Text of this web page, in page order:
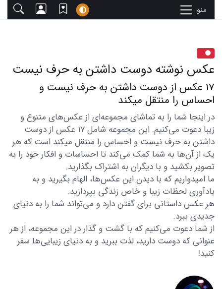
منو
عکس نوشته دوست داشتن به حرف نیست
17 عکس از دوست داشتن به حرف نیست و
احساس را منتقل میکند
در اینجا شما را به تماشای مجموعه‌ای از عکس‌های متنوع و
زیبا دعوت می‌کنیم. این مجموعه شامل 17 عکس از دوست
داشتن به حرف نیست و احساس را منتقل میکند است که هر
یک از آن‌ها به شما کمک می‌کند تا احساسات و افکار خود را به
تصویر بکشید و با دیگران به اشتراک بگذارید.
ما امیدواریم که با دیدن این عکس‌ها، الهام بگیرید و به
یادآوری لحظات زیبا و خاص زندگی بپردازید.
هر عکس داستانی برای گفتن دارد و می‌تواند شما را به دنیای
جدیدی ببرد.
از شما دعوت می‌کنیم که با گشت و گذار در این مجموعه، از هر
عنوانی که دوست دارید، لذت ببرید و به دنیای زیبایی‌ها سفر
کنید!